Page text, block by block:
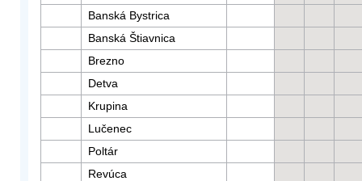
Banská Bystrica
Banská Štiavnica
Brezno
Detva
Krupina
Lučenec
Poltár
Revúca